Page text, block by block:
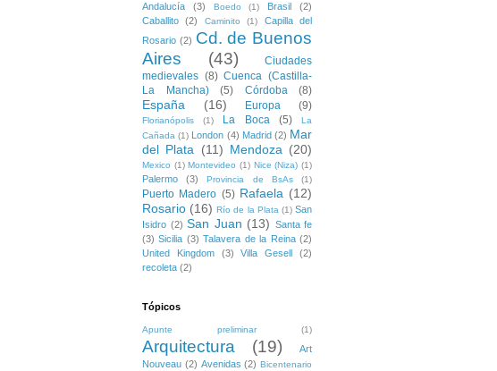
Andalucía (3) Boedo (1) Brasil
(2)
Caballito
(2) Caminito (1)
Capilla del
Rosario (2) Cd. de Buenos
Aires
(43)
Ciudades
medievales (8) Cuenca (Castilla-
La Mancha)
(5) Córdoba (8)
España (16) Europa (9)
Florianópolis (1) La Boca (5)
La
Cañada (1) London (4) Madrid (2) Mar
del Plata (11) Mendoza (20)
Mexico (1) Montevideo (1) Nice (Niza) (1)
Palermo (3) Provincia de BsAs (1)
Puerto Madero (5) Rafaela (12)
Rosario (16) Río de la Plata (1) San
Isidro (2) San Juan (13) Santa fe
(3) Sicilia (3) Talavera de la Reina (2)
United Kingdom
(3) Villa Gesell
(2)
recoleta (2)
Tópicos
Apunte preliminar (1)
Arquitectura (19)
Art
Nouveau (2) Avenidas (2) Bicentenario